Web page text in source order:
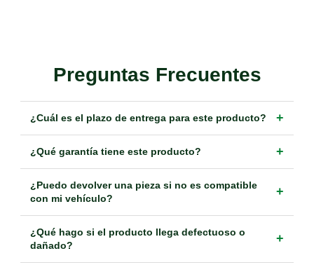
Preguntas Frecuentes
¿Cuál es el plazo de entrega para este producto? +
¿Qué garantía tiene este producto? +
¿Puedo devolver una pieza si no es compatible
con mi vehículo?
+
¿Qué hago si el producto llega defectuoso o
dañado?
+